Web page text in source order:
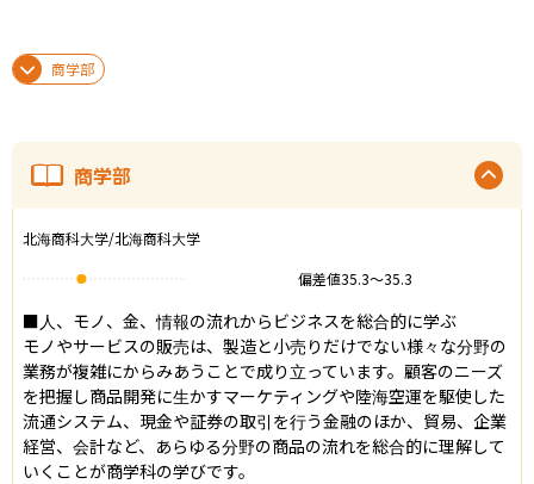
商学部
商学部
北海商科大学/北海商科大学
偏差値35.3〜35.3
■人、モノ、金、情報の流れからビジネスを総合的に学ぶ
モノやサービスの販売は、製造と小売りだけでない様々な分野の
業務が複雑にからみあうことで成り立っています。顧客のニーズ
を把握し商品開発に生かすマーケティングや陸海空運を駆使した
流通システム、現金や証券の取引を行う金融のほか、貿易、企業
経営、会計など、あらゆる分野の商品の流れを総合的に理解して
いくことが商学科の学びです。